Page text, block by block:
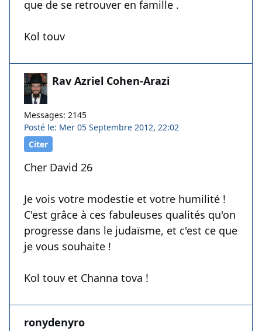
que de se retrouver en famille .
Kol touv
Rav Azriel Cohen-Arazi
Messages: 2145
Posté le: Mer 05 Septembre 2012, 22:02
Citer
Cher David 26
Je vois votre modestie et votre humilité !
C'est grâce à ces fabuleuses qualités qu'on
progresse dans le judaïsme, et c'est ce que
je vous souhaite !
Kol touv et Channa tova !
ronydenyro